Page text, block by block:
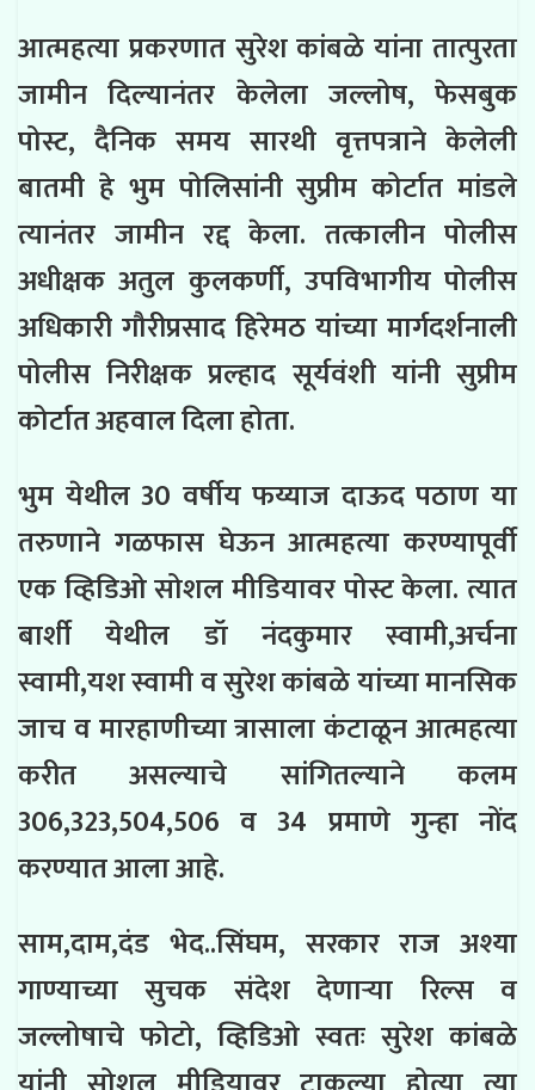
आत्महत्या प्रकरणात सुरेश कांबळे यांना तात्पुरता
जामीन दिल्यानंतर केलेला जल्लोष, फेसबुक
पोस्ट, दैनिक समय सारथी वृत्तपत्राने केलेली
बातमी हे भुम पोलिसांनी सुप्रीम कोर्टात मांडले
त्यानंतर जामीन रद्द केला. तत्कालीन पोलीस
अधीक्षक अतुल कुलकर्णी, उपविभागीय पोलीस
अधिकारी गौरीप्रसाद हिरेमठ यांच्या मार्गदर्शनाली
पोलीस निरीक्षक प्रल्हाद सूर्यवंशी यांनी सुप्रीम
कोर्टात अहवाल दिला होता.
भुम येथील 30 वर्षीय फय्याज दाऊद पठाण या
तरुणाने गळफास घेऊन आत्महत्या करण्यापूर्वी
एक व्हिडिओ सोशल मीडियावर पोस्ट केला. त्यात
बार्शी येथील डॉ नंदकुमार स्वामी,अर्चना
स्वामी,यश स्वामी व सुरेश कांबळे यांच्या मानसिक
जाच व मारहाणीच्या त्रासाला कंटाळून आत्महत्या
करीत असल्याचे सांगितल्याने कलम
306,323,504,506 व 34 प्रमाणे गुन्हा नोंद
करण्यात आला आहे.
साम,दाम,दंड भेद..सिंघम, सरकार राज अश्या
गाण्याच्या सुचक संदेश देणाऱ्या रिल्स व
जल्लोषाचे फोटो, व्हिडिओ स्वतः सुरेश कांबळे